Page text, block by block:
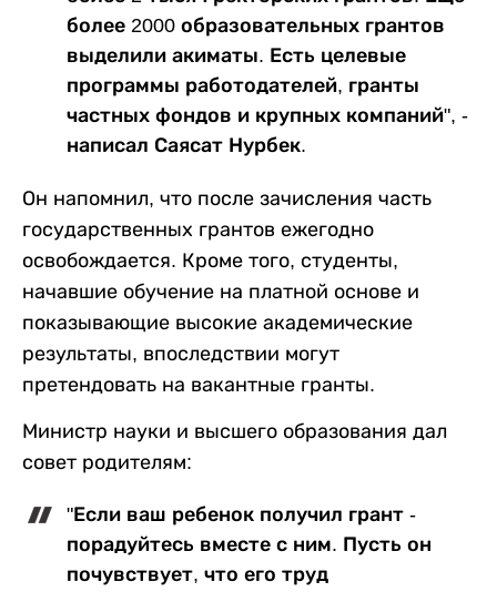
более 2000 образовательных грантов
выделили акиматы. Есть целевые
программы работодателей, гранты
частных фондов и крупных компаний", -
написал Саясат Нурбек.
Он напомнил, что после зачисления часть
государственных грантов ежегодно
освобождается. Кроме того, студенты,
начавшие обучение на платной основе и
показывающие высокие академические
результаты, впоследствии могут
претендовать на вакантные гранты.
Министр науки и высшего образования дал
совет родителям:
"Если ваш ребенок получил грант -
порадуйтесь вместе с ним. Пусть он
почувствует, что его труд